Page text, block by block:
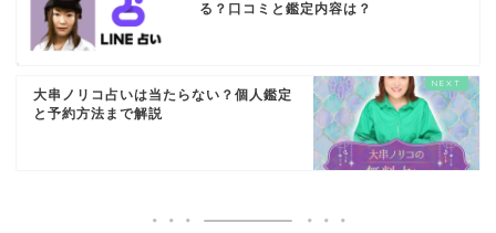
る？口コミと鑑定内容は？
大串ノリコ占いは当たらない？個人鑑定
と予約方法まで解説